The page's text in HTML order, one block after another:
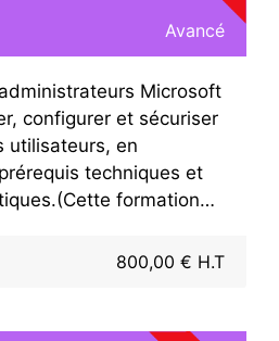
Avancé
Microsoft
configurer et sécuriser
utilisateurs, en
techniques et
formation
de formation.)
800,00 € H.T